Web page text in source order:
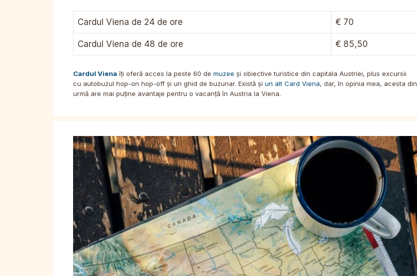
Cardul Viena de 24 de ore € 70
Cardul Viena de 48 de ore € 85,50
Cardul Viena îți oferă acces la peste 60 de muzee și obiective turistice din capitala Austriei, plus excursii
cu autobuzul hop-on hop-off și un ghid de buzunar. Există și un alt Card Viena, dar, în opinia mea, acesta din
urmă are mai puține avantaje pentru o vacanță în Austria la Viena.